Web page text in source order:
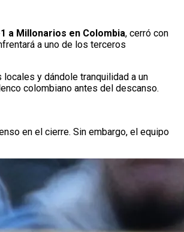
a Millonarios en Colombia, cerró con
a uno de los terceros
y dándole tranquilidad a un
colombiano antes del descanso.
en el cierre. Sin embargo, el equipo